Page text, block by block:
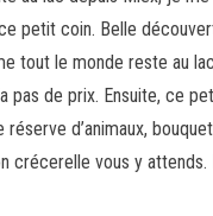
petit coin. Belle
tout le monde reste au
pas de prix. Ensuite, ce
d’animaux,
crécerelle vous y attends.